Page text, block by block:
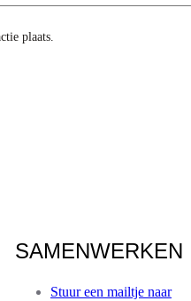
plaats.
SAMENWERKEN
Stuur een mailtje naar